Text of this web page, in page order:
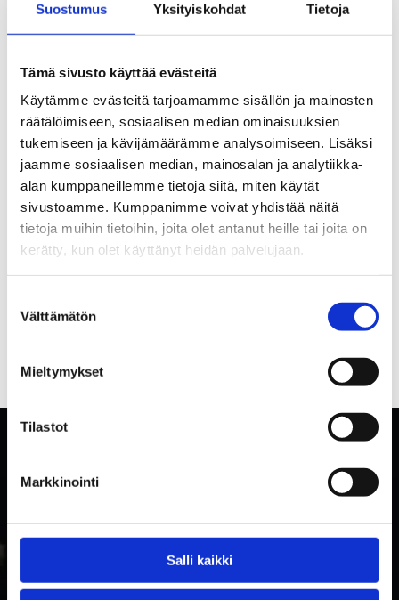
Suostumus Yksityiskohdat Tietoja
Tämä sivusto käyttää evästeitä
Käytämme evästeitä tarjoamamme sisällön ja mainosten
räätälöimiseen, sosiaalisen median ominaisuuksien
tukemiseen ja kävijämäärämme analysoimiseen. Lisäksi
jaamme sosiaalisen median, mainosalan ja analytiikka-
alan kumppaneillemme tietoja siitä, miten käytät
sivustoamme. Kumppanimme voivat yhdistää näitä
tietoja muihin tietoihin, joita olet antanut heille tai joita on
kerätty, kun olet käyttänyt heidän palvelujaan.
valinta
Välttämätön
Mieltymykset
Tilastot
Markkinointi
Salli kaikki